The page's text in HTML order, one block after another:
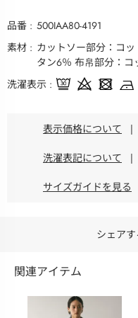
品番
500IAA80-4191
素材
カットソー部分：コ
タン6％ 布帛部分：
洗濯表示
表示価格について |
洗濯表記について |
サイズガイドを見る
シェアす
関連アイテム